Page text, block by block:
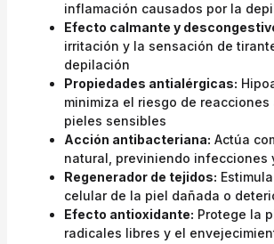
inflamación causados por la
Efecto calmante y
irritación y la sensación de
depilación
Propiedades antialérgicas:
minimiza el riesgo de reacciones
pieles sensibles
Acción antibacteriana: Actúa
natural, previniendo infecciones
Regenerador de tejidos:
celular de la piel dañada o
Efecto antioxidante: Protege la
radicales libres y el